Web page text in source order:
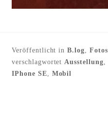
Veröffentlicht inB.log,Fotos
verschlagwortetAusstellung,
IPhone SE, Mobil